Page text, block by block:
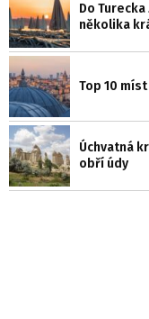
Do
několika
Top 10
Úchvatná
obří údy